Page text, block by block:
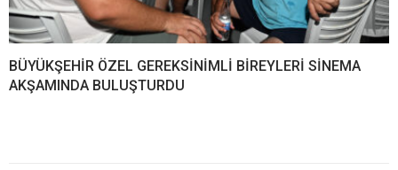
BÜYÜKŞEHİR ÖZEL GEREKSİNİMLİ BİREYLERİ SİNEMA
AKŞAMINDA BULUŞTURDU